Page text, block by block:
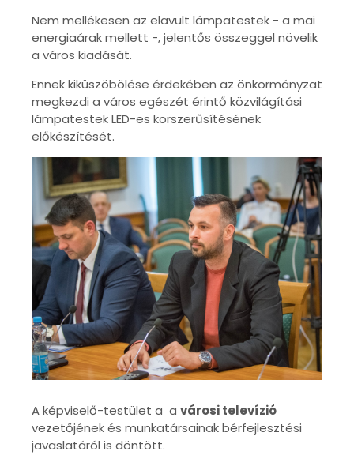
Nem mellékesen az elavult lámpatestek - a mai
energiaárak mellett -, jelentős összeggel növelik
a város kiadását.
Ennek kiküszöbölése érdekében az önkormányzat
megkezdi a város egészét érintő közvilágítási
lámpatestek LED-es korszerűsítésének
előkészítését.
A képviselő-testület a a városi televízió
vezetőjének és munkatársainak bérfejlesztési
javaslatáról is döntött.